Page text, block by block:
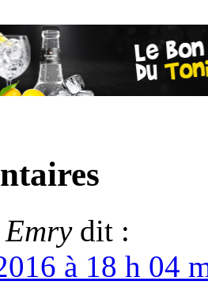
dit :
à 18 h 04